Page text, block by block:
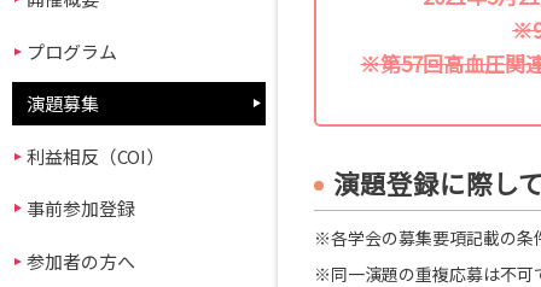
プログラム
演題募集
利益相反（COI）
事前参加登録
参加者の方へ
※9
※第57回高血圧関
演題登録に際し
※各学会の募集要項記載の条
※同一演題の重複応募は不可